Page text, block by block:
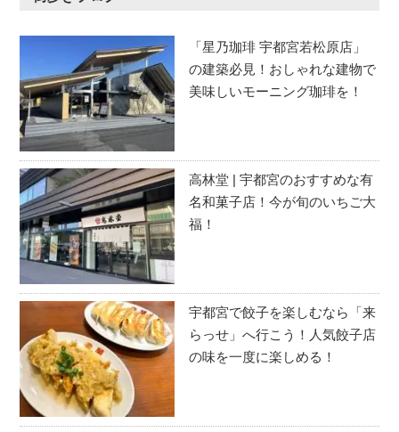
「星乃珈琲 宇都宮若松原店」
の建築必見！おしゃれな建物で
美味しいモーニング珈琲を！
高林堂 | 宇都宮のおすすめな有
名和菓子店！今が旬のいちご大
福！
宇都宮で餃子を楽しむなら「来
らっせ」へ行こう！人気餃子店
の味を一度に楽しめる！